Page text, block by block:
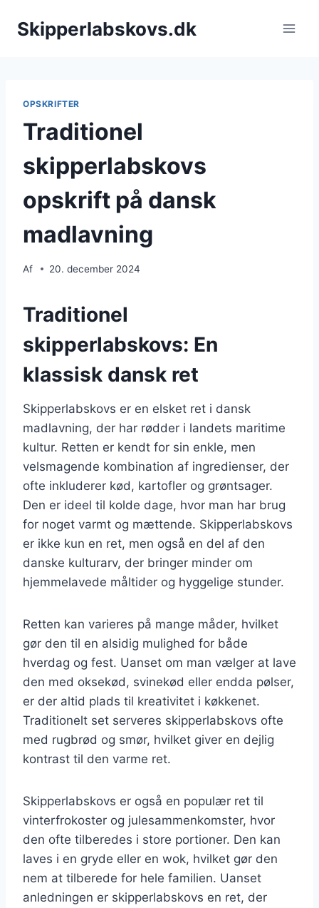
Skipperlabskovs.dk
OPSKRIFTER
Traditionel
skipperlabskovs
opskrift på dansk
madlavning
Af 20. december 2024
Traditionel
skipperlabskovs: En
klassisk dansk ret
Skipperlabskovs er en elsket ret i dansk
madlavning, der har rødder i landets maritime
kultur. Retten er kendt for sin enkle, men
velsmagende kombination af ingredienser, der
ofte inkluderer kød, kartofler og grøntsager.
Den er ideel til kolde dage, hvor man har brug
for noget varmt og mættende. Skipperlabskovs
er ikke kun en ret, men også en del af den
danske kulturarv, der bringer minder om
hjemmelavede måltider og hyggelige stunder.
Retten kan varieres på mange måder, hvilket
gør den til en alsidig mulighed for både
hverdag og fest. Uanset om man vælger at lave
den med oksekød, svinekød eller endda pølser,
er der altid plads til kreativitet i køkkenet.
Traditionelt set serveres skipperlabskovs ofte
med rugbrød og smør, hvilket giver en dejlig
kontrast til den varme ret.
Skipperlabskovs er også en populær ret til
vinterfrokoster og julesammenkomster, hvor
den ofte tilberedes i store portioner. Den kan
laves i en gryde eller en wok, hvilket gør den
nem at tilberede for hele familien. Uanset
anledningen er skipperlabskovs en ret, der